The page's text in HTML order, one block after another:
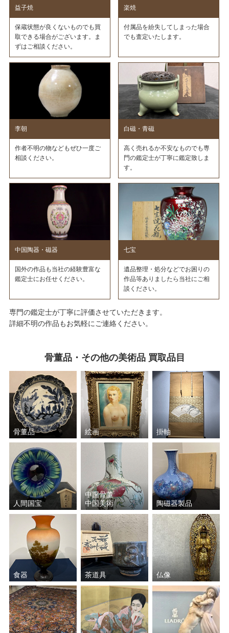
益子焼
保蔵状態が良くないものでも買
取できる場合がございます。ま
ずはご相談ください。
楽焼
付属品を紛失してしまった場合
でも査定いたします。
李朝
作者不明の物などもぜひ一度ご
相談ください。
白磁・青磁
高く売れるか不安なものでも専
門の鑑定士が丁寧に鑑定致しま
す。
中国陶器・磁器
国外の作品も当社の経験豊富な
鑑定士にお任せください。
七宝
遺品整理・処分などでお困りの
作品等ありましたら当社にご相
談ください。
専門の鑑定士が丁寧に評価させていただきます。
詳細不明の作品もお気軽にご連絡ください。
骨董品・その他の美術品 買取品目
骨董品 絵画 掛軸
人間国宝
中国骨董
中国美術
陶磁器製品
食器 茶道具 仏像